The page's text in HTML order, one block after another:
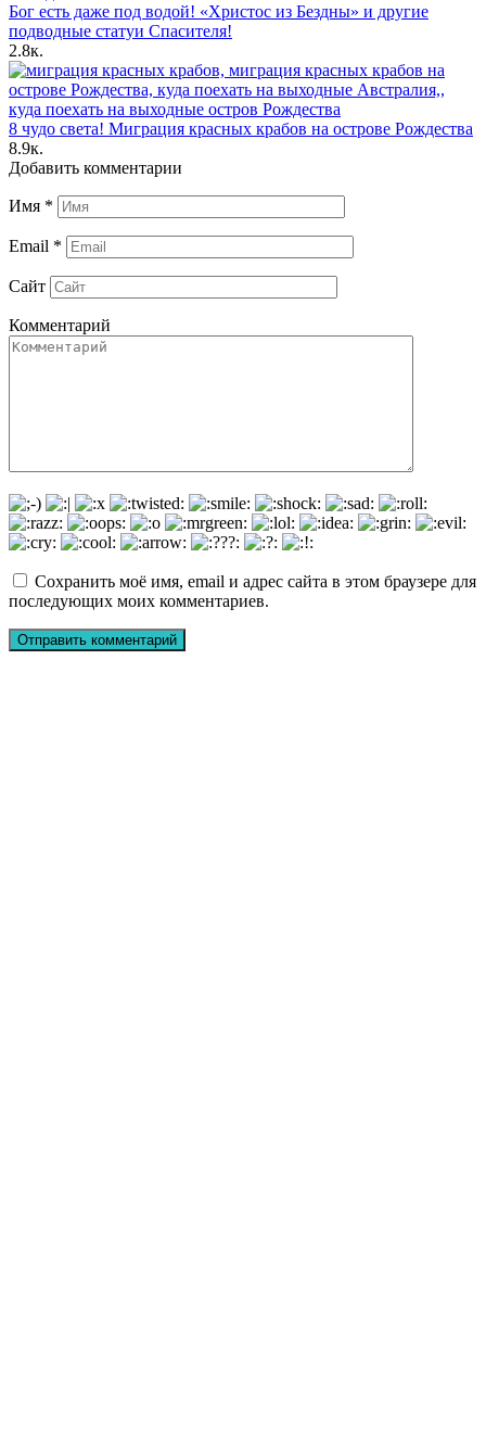
Бог есть даже под водой! «Христос из Бездны» и другие
подводные статуи Спасителя!
2.8к.
8 чудо света! Миграция красных крабов на острове Рождества
8.9к.
Добавить комментарии
Имя *
Email *
Сайт
Комментарий
Сохранить моё имя, email и адрес сайта в этом браузере для
последующих моих комментариев.